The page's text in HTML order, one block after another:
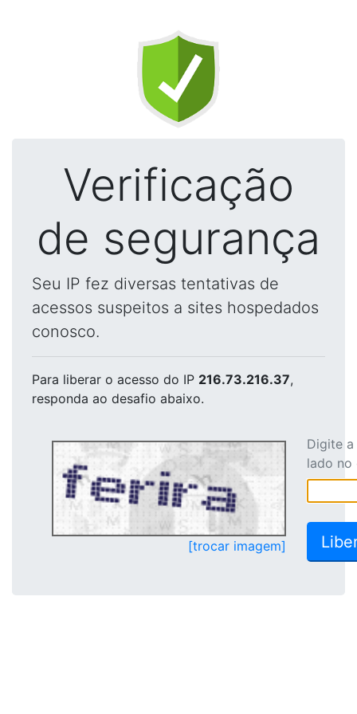
Verificação
de segurança
Seu IP fez diversas tentativas de
acessos suspeitos a sites hospedados
conosco.
Para liberar o acesso do IP 216.73.216.37,
responda ao desafio abaixo.
[trocar imagem]
Digite
lado no